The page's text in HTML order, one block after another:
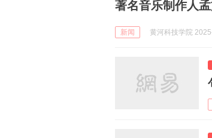
著名音乐制作人
新闻 黄河科技学院